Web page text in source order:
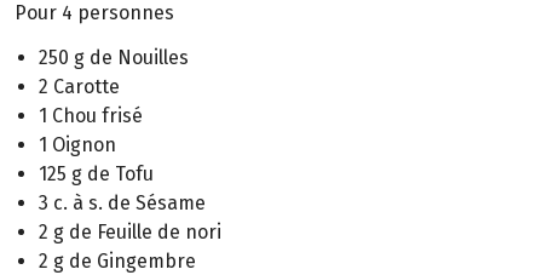
Pour 4 personnes
250 g de Nouilles
2 Carotte
1 Chou frisé
1 Oignon
125 g de Tofu
3 c. à s. de Sésame
2 g de Feuille de nori
2 g de Gingembre